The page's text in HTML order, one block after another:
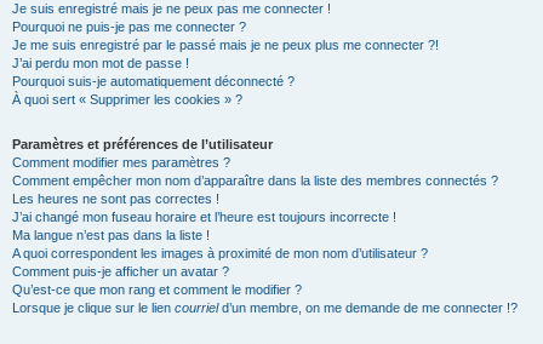
Je suis enregistré mais je ne peux pas me connecter !
Pourquoi ne puis-je pas me connecter ?
Je me suis enregistré par le passé mais je ne peux plus me connecter ?!
J’ai perdu mon mot de passe !
Pourquoi suis-je automatiquement déconnecté ?
À quoi sert « Supprimer les cookies » ?
Paramètres et préférences de l’utilisateur
Comment modifier mes paramètres ?
Comment empêcher mon nom d’apparaître dans la liste des membres connectés ?
Les heures ne sont pas correctes !
J’ai changé mon fuseau horaire et l’heure est toujours incorrecte !
Ma langue n’est pas dans la liste !
A quoi correspondent les images à proximité de mon nom d’utilisateur ?
Comment puis-je afficher un avatar ?
Qu’est-ce que mon rang et comment le modifier ?
Lorsque je clique sur le lien courrield’un membre, on me demande de me connecter !?